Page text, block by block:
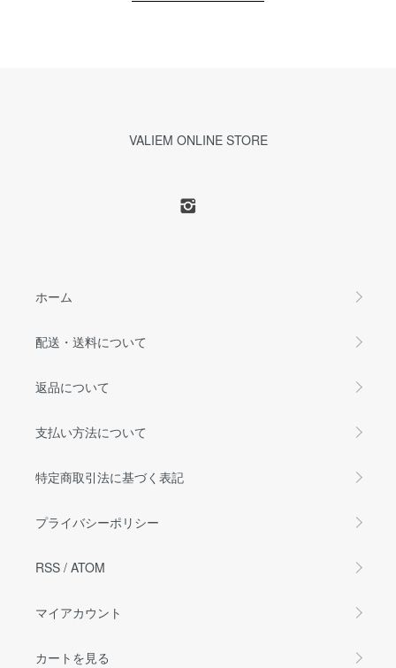
VALIEM ONLINE STORE
ホーム
配送・送料について
返品について
支払い方法について
特定商取引法に基づく表記
プライバシーポリシー
RSS / ATOM
マイアカウント
カートを見る